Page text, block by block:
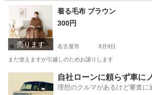
愛知 名古屋市 生活雑貨
売ります
着る毛布 ブラウン
300円
名古屋市 8月9日
まだ使えますが引越しのためお譲りします
家庭用品
自社ローンに頼らず車に
理想のクルマがあるけど審査に